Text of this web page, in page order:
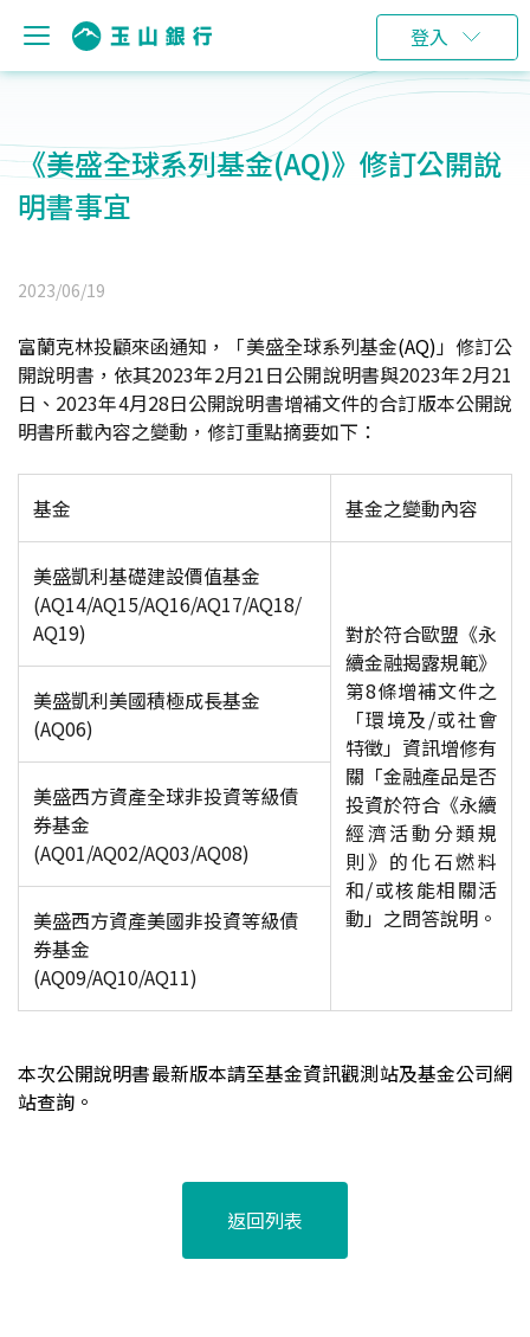
登入
《美盛全球系列基金(AQ)》修訂公開說
明書事宜
2023/06/19
富蘭克林投顧來函通知，「美盛全球系列基金(AQ)」修訂公
開說明書，依其2023年2月21日公開說明書與2023年2月21
日、2023年4月28日公開說明書增補文件的合訂版本公開說
明書所載內容之變動，修訂重點摘要如下：
基金 基金之變動內容
美盛凱利基礎建設價值基金
(AQ14/AQ15/AQ16/AQ17/AQ18/
AQ19)
對於符合歐盟《永
續金融揭露規範》
第8條增補文件之
「環境及/或社會
特徵」資訊增修有
關「金融產品是否
投資於符合《永續
經濟活動分類規
則》的化石燃料
和/或核能相關活
動」之問答說明。
美盛凱利美國積極成長基金
(AQ06)
美盛西方資產全球非投資等級債
券基金
(AQ01/AQ02/AQ03/AQ08)
美盛西方資產美國非投資等級債
券基金
(AQ09/AQ10/AQ11)
本次公開說明書最新版本請至基金資訊觀測站及基金公司網
站查詢。
返回列表